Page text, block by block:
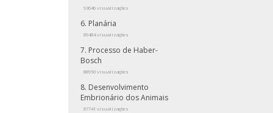
93646 visualizações
Planária
89484 visualizações
Processo de Haber-
Bosch
88950 visualizações
Desenvolvimento
Embrionário dos Animais
87741 visualizações